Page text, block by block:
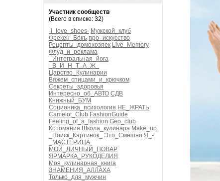
Участник сообществ
(Всего в списке: 32)
-i_love_shoes- Мужской_клуб
Фрекен_Бокъ про_искусство
Рецепты_домохозяек Live_Memory
Флуд_и_реклама
_Интегральная_йога
_В_И_Н_Т_А_Ж_
Царство_Кулинарии
Вяжем_спицами_и_крючком
Секреты_здоровья
Интересно_об_АВТО СДВ
Книжный_БУМ
Соционика_психология НЕ_ЖРАТЬ
Camelot_Club FashionGuide
Feeling_of_a_fashion Geo_club
Котомания Школа_кулинара Make_up
_Поиск_Картинок_
Это_Смешно Я_-
_МАСТЕРИЦА
МОЙ_ЛИЧНЫЙ_ПОВАР
ЯРМАРКА_РУКОДЕЛИЯ
Моя_кулинарная_книга
ЗНАМЕНИЯ_АЛЛАХА
Только_для_мужчин